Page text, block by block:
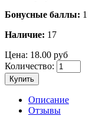
Бонусные баллы: 1
Наличие: 17
Цена: 18.00 руб
Количество:
Купить
Описание
Отзывы